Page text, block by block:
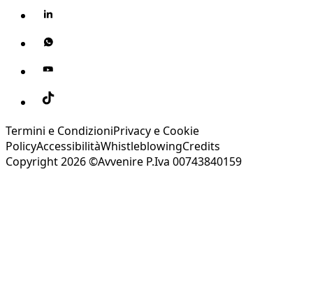
Termini e CondizioniPrivacy e Cookie
PolicyAccessibilitàWhistleblowingCredits
Copyright 2026 ©Avvenire P.Iva 00743840159